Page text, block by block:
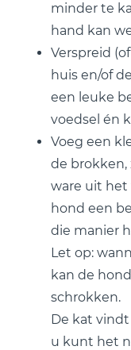
minder te
hand kan
Verspreid
huis en/of
een leuke
voedsel én
Voeg een
de brokken,
ware uit het
hond een
die manier
Let op:
kan de
schrokken.
De kat
u kunt het